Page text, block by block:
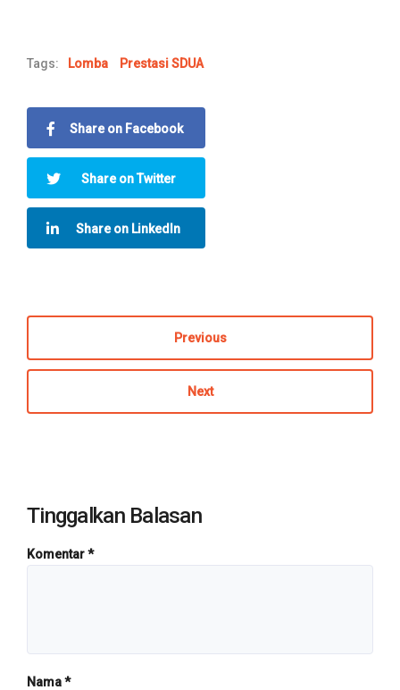
Tags: Lomba Prestasi SDUA
Share on Facebook
Share on Twitter
Share on LinkedIn
Previous
Next
Tinggalkan Balasan
Komentar*
Nama*